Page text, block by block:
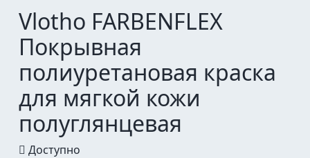
Vlotho FARBENFLEX
Покрывная
полиуретановая краска
для мягкой кожи
полуглянцевая
Доступно